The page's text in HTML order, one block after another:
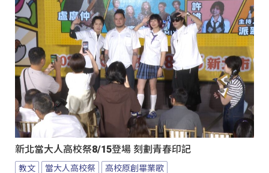
新北當大人高校祭8/15登場 刻劃青春印記
教文 當大人高校祭 高校原創畢業歌